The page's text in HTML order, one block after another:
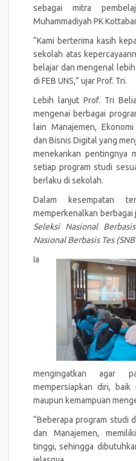
sebagai mitra
Muhammadiyah PK
“Kami berterima kasih
sekolah atas
belajar dan mengenal
di FEB UNS,” ujar Prof. Tri.
Lebih lanjut Prof. Tri
mengenai berbagai
lain Manajemen,
dan Bisnis Digital yang
menekankan pentingnya
setiap program studi
berlaku di sekolah.
Dalam kesempatan
memperkenalkan berbagai
Seleksi Nasional
Nasional Berbasis Tes
Ia
mengingatkan agar
mempersiapkan diri,
maupun kemampuan
“Beberapa program studi
dan Manajemen,
tinggi, sehingga